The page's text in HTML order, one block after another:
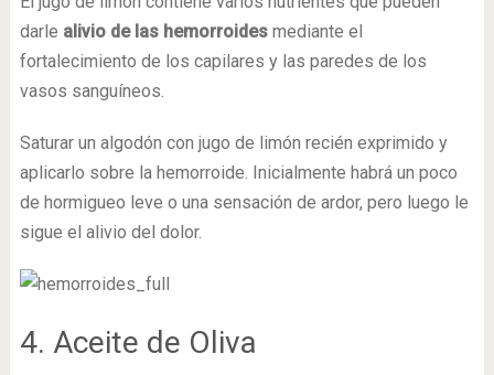
darle alivio de las hemorroidesmediante el
fortalecimiento de los capilares y las paredes de los
vasos sanguíneos.
Saturar un algodón con jugo de limón recién exprimido y
aplicarlo sobre la hemorroide. Inicialmente habrá un poco
de hormigueo leve o una sensación de ardor, pero luego le
sigue el alivio del dolor.
4. Aceite de Oliva